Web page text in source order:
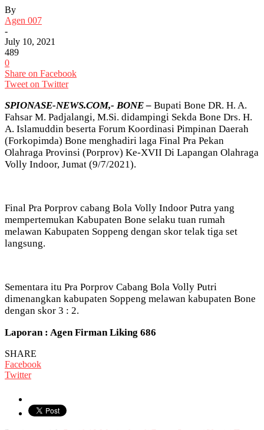
By
Agen 007
-
July 10, 2021
489
0
Share on Facebook
Tweet on Twitter
SPIONASE-NEWS.COM,- BONE – Bupati Bone DR. H. A.
Fahsar M. Padjalangi, M.Si. didampingi Sekda Bone Drs. H.
A. Islamuddin beserta Forum Koordinasi Pimpinan Daerah
(Forkopimda) Bone menghadiri laga Final Pra Pekan
Olahraga Provinsi (Porprov) Ke-XVII Di Lapangan Olahraga
Volly Indoor, Jumat (9/7/2021).
Final Pra Porprov cabang Bola Volly Indoor Putra yang
mempertemukan Kabupaten Bone selaku tuan rumah
melawan Kabupaten Soppeng dengan skor telak tiga set
langsung.
Sementara itu Pra Porprov Cabang Bola Volly Putri
dimenangkan kabupaten Soppeng melawan kabupaten Bone
dengan skor 3 : 2.
Laporan : Agen Firman Liking 686
SHARE
Facebook
Twitter